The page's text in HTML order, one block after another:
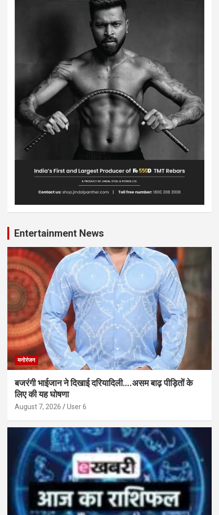
Entertainment News
मनोरंजन
बजरंगी भाईजान ने दिखाई दरियादिली….असम बाढ़ पीड़ितों के
लिए की यह घोषणा
August 7, 2026 User 6